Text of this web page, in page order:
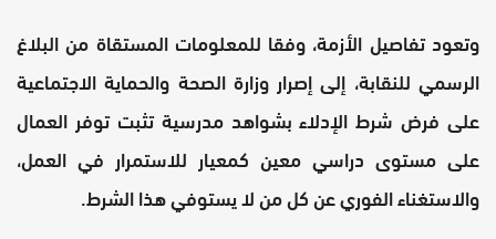
وتعود تفاصيل الأزمة، وفقا للمعلومات المستقاة من البلاغ
الرسمي للنقابة، إلى إصرار وزارة الصحة والحماية الاجتماعية
على فرض شرط الإدلاء بشواهد مدرسية تثبت توفر العمال
على مستوى دراسي معين كمعيار للاستمرار في العمل،
والاستغناء الفوري عن كل من لا يستوفي هذا الشرط.